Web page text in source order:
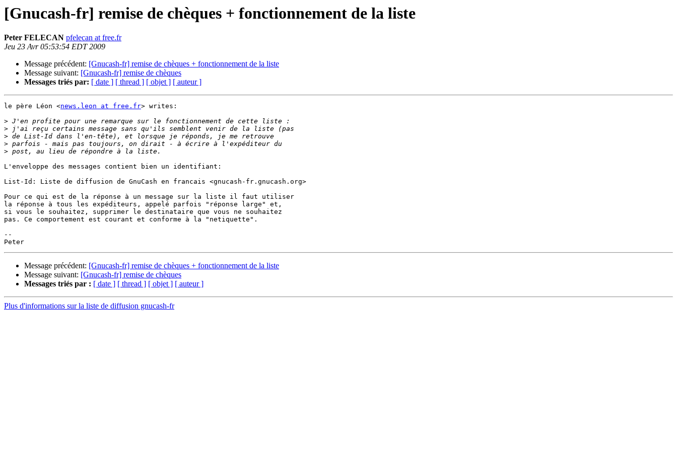
[Gnucash-fr] remise de chèques + fonctionnement de la liste
Peter FELECAN pfelecan at free.fr
Jeu 23 Avr 05:53:54 EDT 2009
Message précédent: [Gnucash-fr] remise de chèques + fonctionnement de la liste
Message suivant: [Gnucash-fr] remise de chèques
Messages triés par: [ date ] [ thread ] [ objet ] [ auteur ]
le père Léon <news.leon at free.fr> writes:
>
>
>
>
>
L'enveloppe des messages contient bien un identifiant:
List-Id: Liste de diffusion de GnuCash en francais <gnucash-fr.gnucash.org>
Pour ce qui est de la réponse à un message sur la liste il faut utiliser
la réponse à tous les expéditeurs, appelé parfois "réponse large" et,
si vous le souhaitez, supprimer le destinataire que vous ne souhaitez
pas. Ce comportement est courant et conforme à la "netiquette".
--
Message précédent: [Gnucash-fr] remise de chèques + fonctionnement de la liste
Message suivant: [Gnucash-fr] remise de chèques
Messages triés par : [ date ] [ thread ] [ objet ] [ auteur ]
Plus d'informations sur la liste de diffusion gnucash-fr